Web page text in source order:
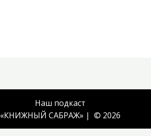
Наш подкаст
«КНИЖНЫЙ САБРАЖ» | © 2026